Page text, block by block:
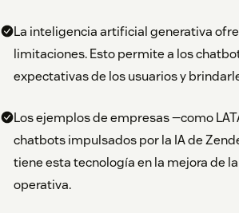
La inteligencia artificial generativa
limitaciones. Esto permite a los
expectativas de los usuarios y
Los ejemplos de empresas —como
chatbots impulsados por la IA de
tiene esta tecnología en la mejora de
operativa.